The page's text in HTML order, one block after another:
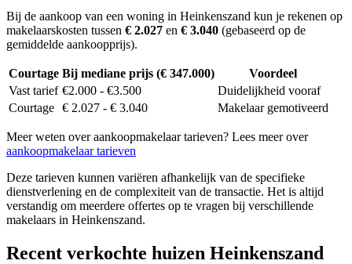
Bij de aankoop van een woning in Heinkenszand kun je rekenen op
makelaarskosten tussen € 2.027 en € 3.040 (gebaseerd op de
gemiddelde aankoopprijs).
Courtage Bij mediane prijs (€ 347.000)
Voordeel
Vast tarief €2.000 - €3.500
Duidelijkheid vooraf
Courtage € 2.027 - € 3.040 Makelaar gemotiveerd
Meer weten over aankoopmakelaar tarieven? Lees meer over
aankoopmakelaar tarieven
Deze tarieven kunnen variëren afhankelijk van de specifieke
dienstverlening en de complexiteit van de transactie. Het is altijd
verstandig om meerdere offertes op te vragen bij verschillende
makelaars in Heinkenszand.
Recent verkochte huizen Heinkenszand